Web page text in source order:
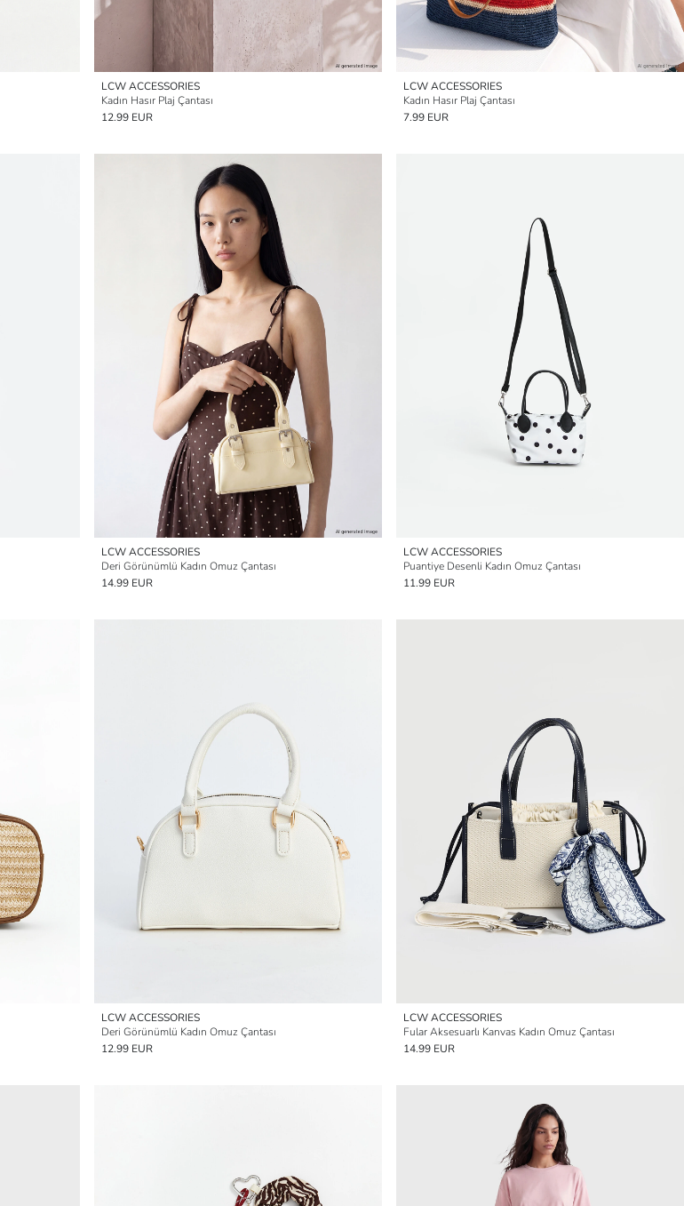
LCW ACCESSORIES
Kadın Hasır Plaj Çantası
12.99 EUR
LCW ACCESSORIES
Kadın Hasır Plaj Çantası
7.99 EUR
LCW ACCESSORIES
Deri Görünümlü Kadın Omuz Çantası
14.99 EUR
LCW ACCESSORIES
Puantiye Desenli Kadın Omuz Çantası
11.99 EUR
LCW ACCESSORIES
Deri Görünümlü Kadın Omuz Çantası
12.99 EUR
LCW ACCESSORIES
Fular Aksesuarlı Kanvas Kadın Omuz Çantası
14.99 EUR